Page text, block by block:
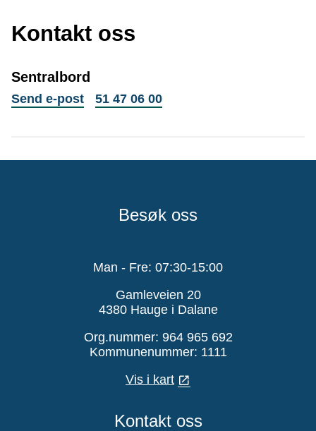
Kontakt oss
Sentralbord
Send e-posttil
Sentralbord
Telefon
51 47 06 00
Besøk oss
Man - Fre: 07:30-15:00
Gamleveien 20
4380 Hauge i Dalane
Org.nummer: 964 965 692
Kommunenummer: 1111
Vis i kart
Kontakt oss